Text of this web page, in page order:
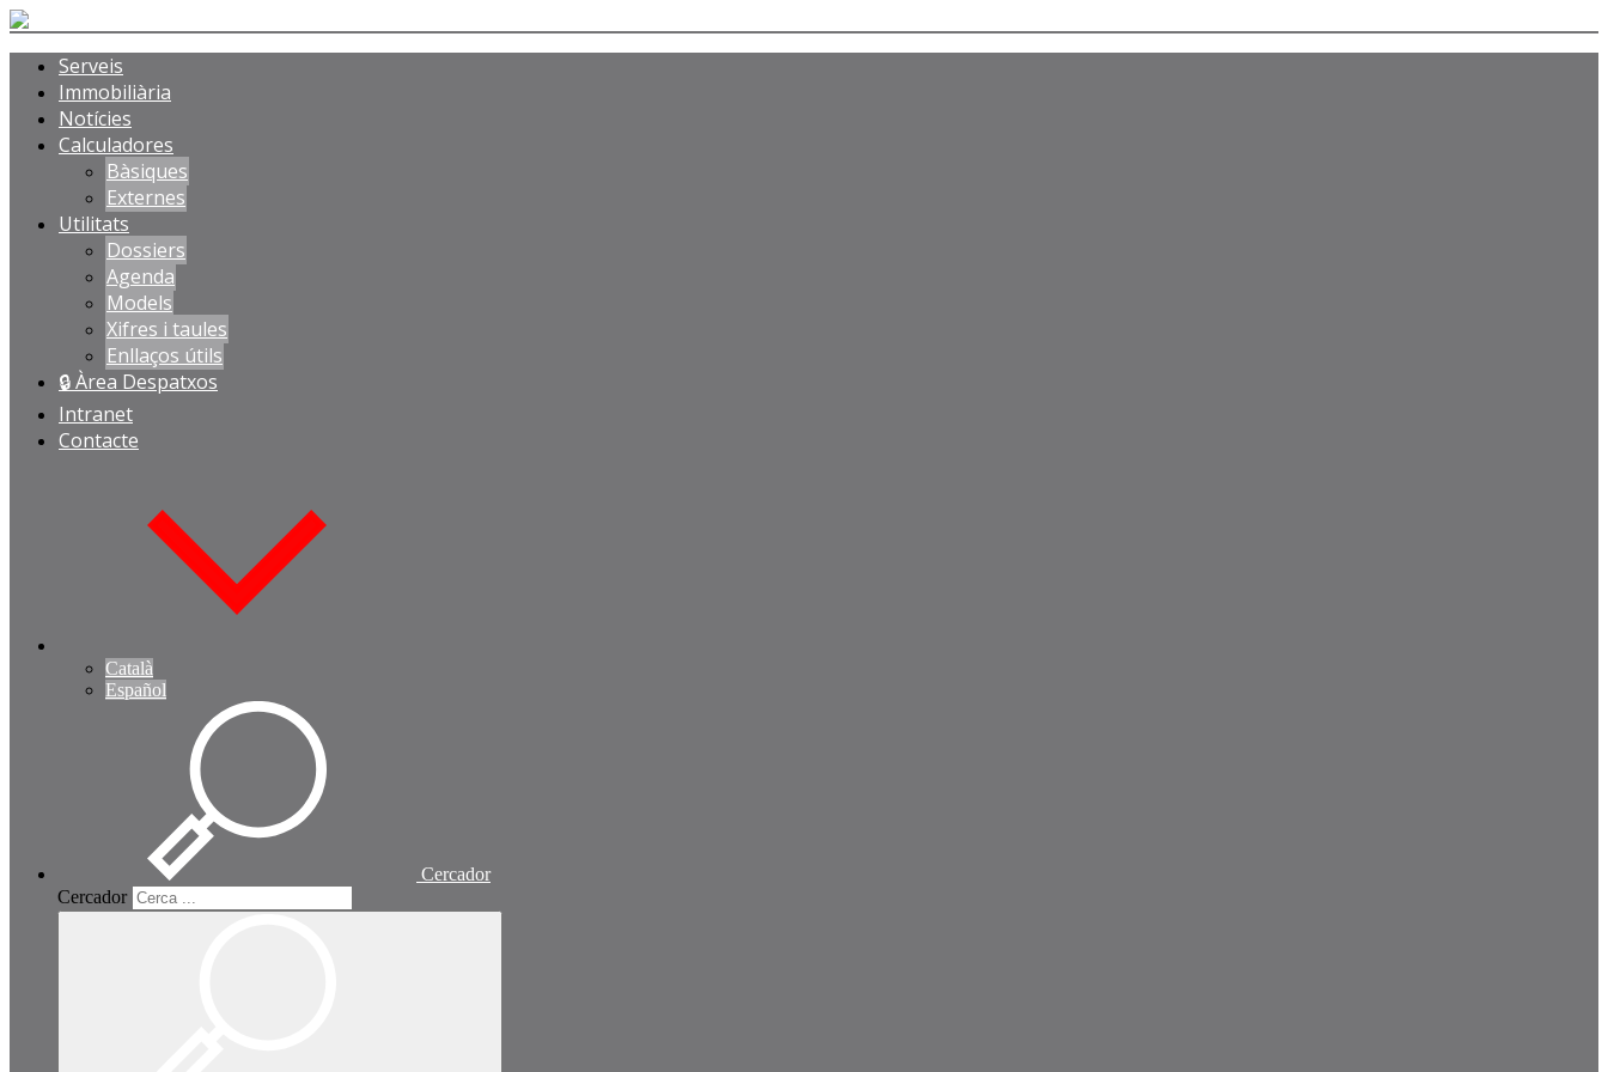
Serveis
Immobiliària
Notícies
Calculadores
Bàsiques
Externes
Utilitats
Dossiers
Agenda
Models
Xifres i taules
Enllaços útils
🔒 Àrea Despatxos
Intranet
Contacte
Català
Español
Cercador
Cercador